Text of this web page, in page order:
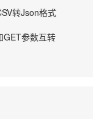
转Json格式
GET参数互转